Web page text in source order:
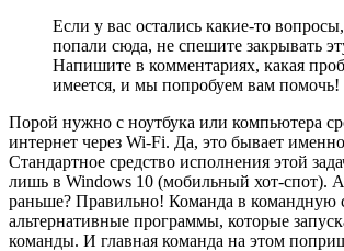
Если у вас остались какие-то
попали сюда, не спешите закрывать
Напишите в комментариях, какая
имеется, и мы попробуем вам помочь!
Порой нужно с ноутбука или компьютера
интернет через Wi-Fi. Да, это бывает
Стандартное средство исполнения этой
лишь в Windows 10 (мобильный хот-спот).
раньше? Правильно! Команда в командную
альтернативные программы, которые
команды. И главная команда на этом